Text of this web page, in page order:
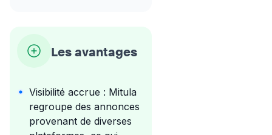
Les avantages
Visibilité accrue : Mitula
regroupe des annonces
provenant de diverses